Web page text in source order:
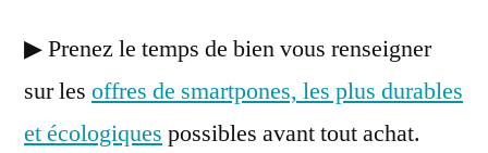
▶ Prenez le temps de bien vous renseigner
sur les offres de smartpones, les plus durables
et écologiques possibles avant tout achat.